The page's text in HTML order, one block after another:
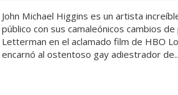
John Michael Higgins es un artista
público con sus camaleónicos cambios
Letterman en el aclamado film de HBO
encarnó al ostentoso gay adiestrador